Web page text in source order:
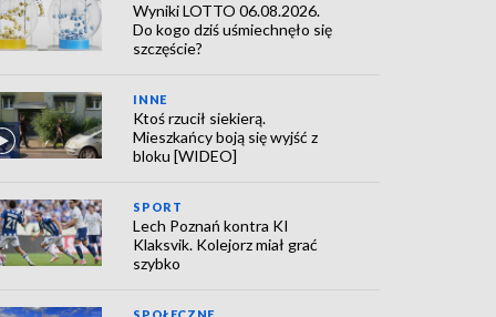
Wyniki LOTTO 06.08.2026.
Do kogo dziś uśmiechnęło się
szczęście?
INNE
Ktoś rzucił siekierą.
Mieszkańcy boją się wyjść z
bloku [WIDEO]
SPORT
Lech Poznań kontra KI
Klaksvik. Kolejorz miał grać
szybko